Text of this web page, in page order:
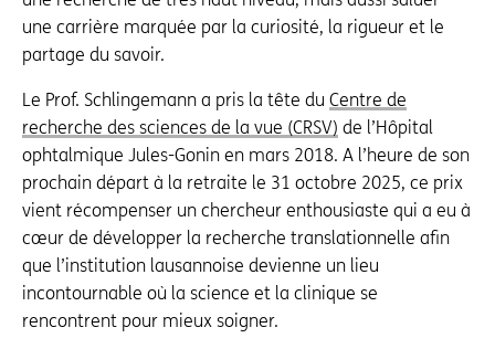
une carrière marquée par la curiosité, la rigueur et le
partage du savoir.
Le Prof. Schlingemann a pris la tête du Centre de
recherche des sciences de la vue (CRSV) de l’Hôpital
ophtalmique Jules-Gonin en mars 2018. A l’heure de son
prochain départ à la retraite le 31 octobre 2025, ce prix
vient récompenser un chercheur enthousiaste qui a eu à
cœur de développer la recherche translationnelle afin
que l’institution lausannoise devienne un lieu
incontournable où la science et la clinique se
rencontrent pour mieux soigner.